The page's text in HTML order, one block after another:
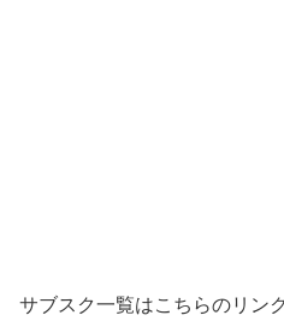
サブスク一覧はこちらのリン